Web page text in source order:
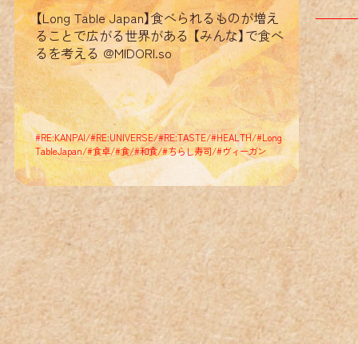
:
:
:
:
:
:
【Long Table Japan】食べられるものが増え
ることで広がる世界がある 【みんな】で食べ
るを考える @MIDORI.so
#RE:KANPAI/#RE:UNIVERSE/#RE:TASTE/#HEALTH/#Long
TableJapan/#食卓/#食/#和食/#ちらし寿司/#ヴィーガン
RE:
RE:
RE:
RE:
RE:
RE: